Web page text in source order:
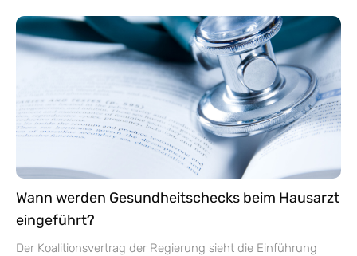
Wann werden Gesundheitschecks beim Hausarzt
eingeführt?
Der Koalitionsvertrag der Regierung sieht die Einführung